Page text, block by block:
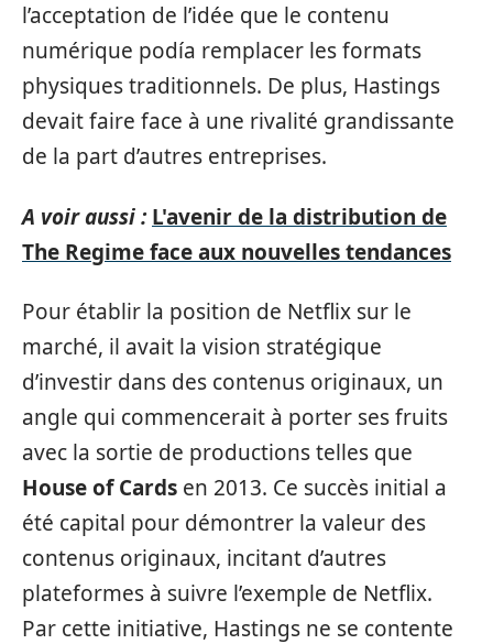
l’acceptation de l’idée que le contenu
numérique podía remplacer les formats
physiques traditionnels. De plus, Hastings
devait faire face à une rivalité grandissante
de la part d’autres entreprises.
A voir aussi : L'avenir de la distribution de
The Regime face aux nouvelles tendances
Pour établir la position de Netflix sur le
marché, il avait la vision stratégique
d’investir dans des contenus originaux, un
angle qui commencerait à porter ses fruits
avec la sortie de productions telles que
House of Cards en 2013. Ce succès initial a
été capital pour démontrer la valeur des
contenus originaux, incitant d’autres
plateformes à suivre l’exemple de Netflix.
Par cette initiative, Hastings ne se contente